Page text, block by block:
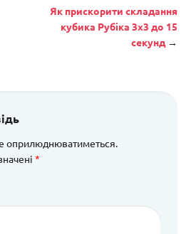
Як прискорити складання
кубика Рубіка 3х3 до 15
секунд →
оприлюднюватиметься.
*